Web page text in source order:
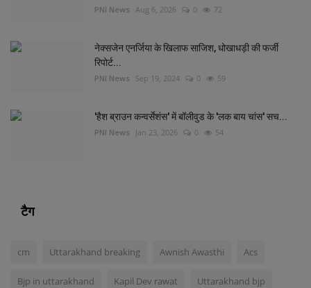
PNI News Aug 6, 2026 0 72
नेक्सजेन एनर्जिया के खिलाफ साजिश, धोखाधड़ी की फर्जी
रिपोर्ट...
PNI News Sep 19, 2024 0 59
'हैश ब्राउन कन्वर्सेशंस' में बॉलीवुड के 'लक बाय चांस' सच...
PNI News Jan 23, 2026 0 54
टैग
cm Uttarakhand breaking Awnish Awasthi Acs
Bjp in uttarakhand Kapil Dev rawat Uttarakhand bjp